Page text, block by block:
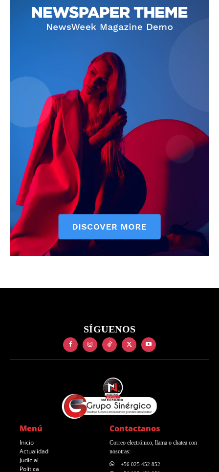
SÍGUENOS
Menú
Inicio
Actualidad
Judicial
Política
Contactanos
Correo electrónico, llama o chatea con
nosotras:
+56 025 452 852